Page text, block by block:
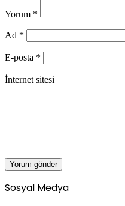
Yorum *
Ad *
E-posta *
İnternet sitesi
Sosyal Medya